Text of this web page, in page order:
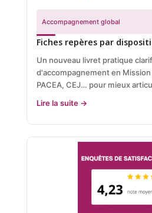
Accompagnement global
Fiches repères par
Un nouveau livret pratique
d'accompagnement en Mission
PACEA, CEJ… pour mieux
Lire la suite →